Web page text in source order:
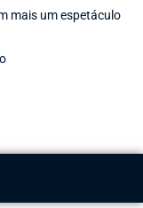
mais um espetáculo